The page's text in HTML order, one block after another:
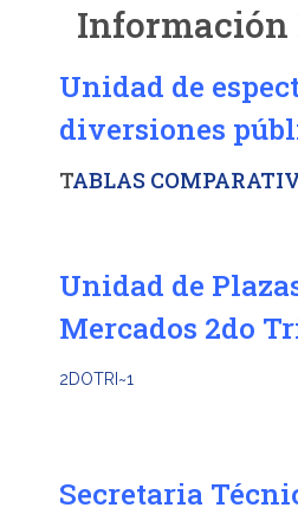
Unidad de
diversiones
TABLAS
Unidad de
Mercados 2do
2DOTRI~1
Secretaria